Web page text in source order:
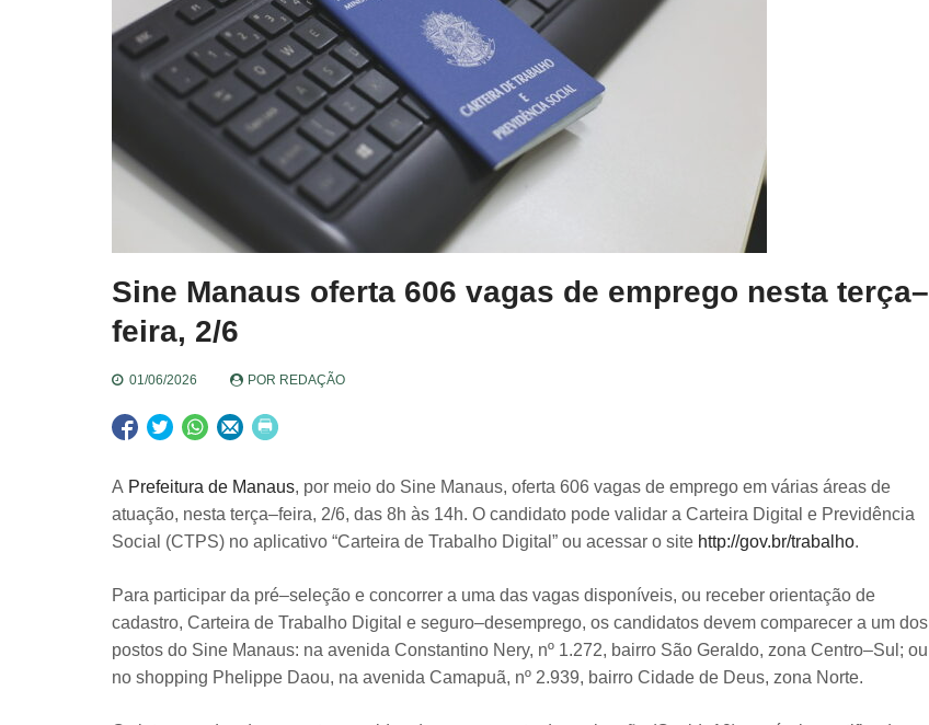
Sine Manaus oferta 606 vagas de emprego nesta terça–
feira, 2/6
01/06/2026 POR REDAÇÃO
A Prefeitura de Manaus, por meio do Sine Manaus, oferta 606 vagas de emprego em várias áreas de
atuação, nesta terça–feira, 2/6, das 8h às 14h. O candidato pode validar a Carteira Digital e Previdência
Social (CTPS) no aplicativo “Carteira de Trabalho Digital” ou acessar o site http://gov.br/trabalho.
Para participar da pré–seleção e concorrer a uma das vagas disponíveis, ou receber orientação de
cadastro, Carteira de Trabalho Digital e seguro–desemprego, os candidatos devem comparecer a um dos
postos do Sine Manaus: na avenida Constantino Nery, nº 1.272, bairro São Geraldo, zona Centro–Sul; ou
no shopping Phelippe Daou, na avenida Camapuã, nº 2.939, bairro Cidade de Deus, zona Norte.